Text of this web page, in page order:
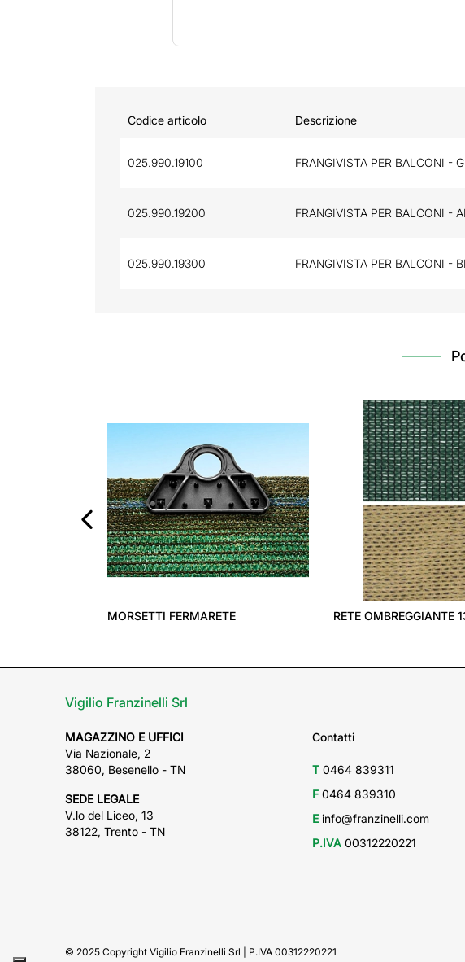
Codice articolo Descrizione
025.990.19100 FRANGIVISTA PER BALCONI -
025.990.19200 FRANGIVISTA PER BALCONI -
025.990.19300 FRANGIVISTA PER BALCONI -
MORSETTI FERMARETE RETE OMBREGGIANTE
Vigilio Franzinelli Srl
MAGAZZINO E UFFICI
Via Nazionale, 2
38060, Besenello - TN
SEDE LEGALE
V.lo del Liceo, 13
38122, Trento - TN
Contatti
T0464 839311
F0464 839310
Einfo@franzinelli.com
P.IVA00312220221
© 2025 Copyright Vigilio Franzinelli Srl | P.IVA 00312220221